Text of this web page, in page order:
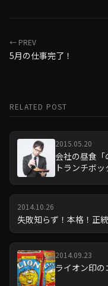
← PREV
5月の仕事完了！
RELATED POST
2015.05.20
会社の昼食
トランチボッ
2014.10.26
失敗知らず！本格！正
2014.09.23
ライオン印